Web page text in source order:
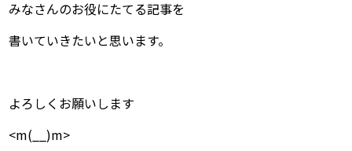
みなさんのお役にたてる記事を
書いていきたいと思います。
よろしくお願いします
<m(__)m>